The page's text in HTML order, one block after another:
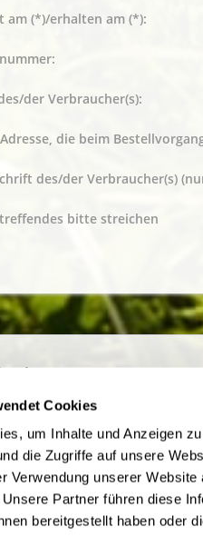
Cookies
um Inhalte und Anzeigen
die Zugriffe auf unsere
Verwendung unserer
Partner führen diese
bereitgestellt haben oder
am (*)/erhalten am (*):
der Verbraucher(s):
Adresse, die beim
des/der Verbraucher(s)
bitte streichen
Firmenkunden
online bestellen in Werne und
- Der bequeme Weg zu Ihren
zum Jugendschutz
Zahlungsbedingungen